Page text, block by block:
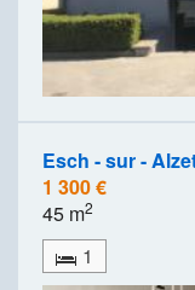
Esch - sur -
1 300 €
45 m2
1